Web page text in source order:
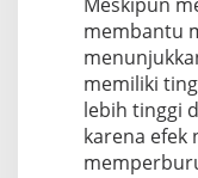
membantu
memiliki
lebih tinggi
karena efek